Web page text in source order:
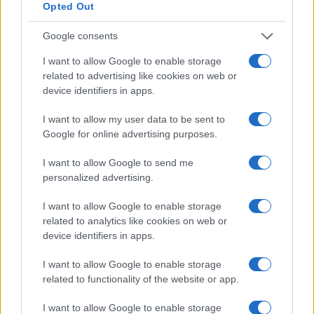
Opted Out
Google consents
I want to allow Google to enable storage
related to advertising like cookies on web or
device identifiers in apps.
I want to allow my user data to be sent to
Google for online advertising purposes.
I want to allow Google to send me
personalized advertising.
I want to allow Google to enable storage
related to analytics like cookies on web or
device identifiers in apps.
I want to allow Google to enable storage
related to functionality of the website or app.
I want to allow Google to enable storage
I nostri cari
I nostri cari
I nostri cari
Giovannimaria Cabras